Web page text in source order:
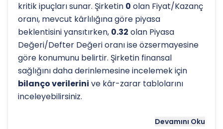
kritik ipuçları sunar. Şirketin 0 olan Fiyat/Kazanç
oranı, mevcut kârlılığına göre piyasa
beklentisini yansıtırken, 0.32 olan Piyasa
Değeri/Defter Değeri oranı ise özsermayesine
göre konumunu belirtir. Şirketin finansal
sağlığını daha derinlemesine incelemek için
bilanço verilerini ve kâr-zarar tablolarını
inceleyebilirsiniz.
Hissenin uzun vadeli trendini ve potansiyelDevamını Oku